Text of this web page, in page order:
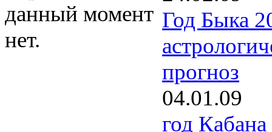
данный момент
нет.
Год Быка
прогноз
04.01.09
год Кабана